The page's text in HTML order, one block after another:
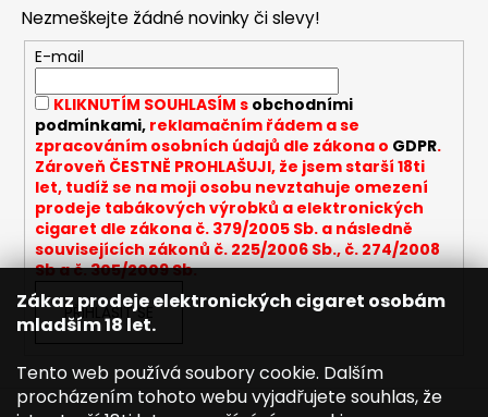
Zákaz prodeje elektronických cigaret osobám
mladším 18 let.
Tento web používá soubory cookie. Dalším
procházením tohoto webu vyjadřujete souhlas, že
Nezmeškejte žádné novinky či slevy!
E-mail
KLIKNUTÍM SOUHLASÍM s obchodními
podmínkami,reklamačním řádem a se
zpracováním osobních údajů dle zákona o GDPR.
Zároveň ČESTNĚ PROHLAŠUJI, že jsem starší 18ti
let, tudíž se na moji osobu nevztahuje omezení
prodeje tabákových výrobků a elektronických
cigaret dle zákona č. 379/2005 Sb. a následně
souvisejících zákonů č. 225/2006 Sb., č. 274/2008
Sb a č. 305/2009 Sb.
PŘIHLÁSIT SE